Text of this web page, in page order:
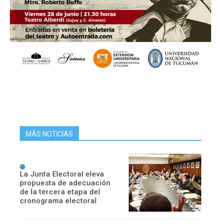
MÁS NOTICIAS
La Junta Electoral eleva
propuesta de adecuación
de la tercera etapa del
cronograma electoral